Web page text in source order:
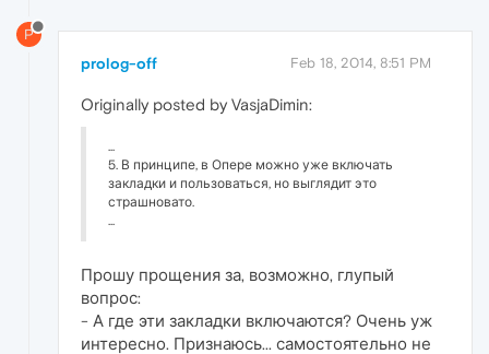
P
prolog-off Feb 18, 2014, 8:51 PM
Originally posted by VasjaDimin:
...
5. В принципе, в Опере можно уже включать
закладки и пользоваться, но выглядит это
страшновато.
...
Прошу прощения за, возможно, глупый
вопрос:
- А где эти закладки включаются? Очень уж
интересно. Признаюсь... самостоятельно не